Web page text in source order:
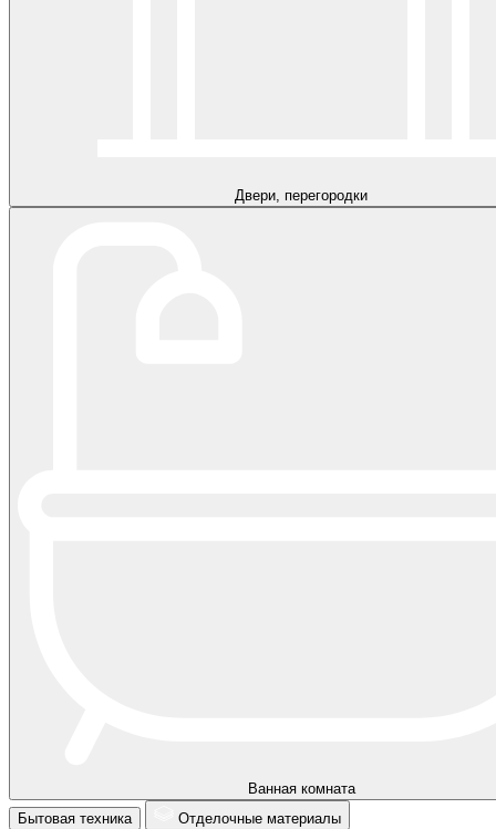
Двери, перегородки
Ванная комната
Бытовая техника
Отделочные материалы